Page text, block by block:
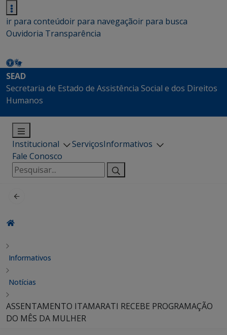
ir para conteúdoir para navegaçãoir para busca
Ouvidoria Transparência
SEAD
Secretaria de Estado de Assistência Social e dos Direitos
Humanos
Institucional ServiçosInformativos
Fale Conosco
Pesquisar
por:
Informativos
Notícias
ASSENTAMENTO ITAMARATI RECEBE PROGRAMAÇÃO
DO MÊS DA MULHER